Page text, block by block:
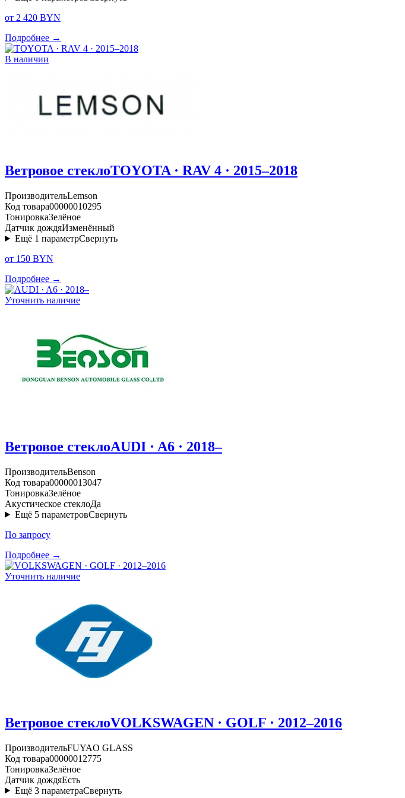
от 2 420 BYN
Подробнее →
В наличии
Ветровое стеклоTOYOTA · RAV 4 · 2015–2018
ПроизводительLemson
Код товара00000010295
ТонировкаЗелёное
Датчик дождяИзменённый
Ещё 1 параметрСвернуть
от 150 BYN
Подробнее →
Уточнить наличие
Ветровое стеклоAUDI · A6 · 2018–
ПроизводительBenson
Код товара00000013047
ТонировкаЗелёное
Акустическое стеклоДа
Ещё 5 параметровСвернуть
По запросу
Подробнее →
Уточнить наличие
Ветровое стеклоVOLKSWAGEN · GOLF · 2012–2016
ПроизводительFUYAO GLASS
Код товара00000012775
ТонировкаЗелёное
Датчик дождяЕсть
Ещё 3 параметраСвернуть